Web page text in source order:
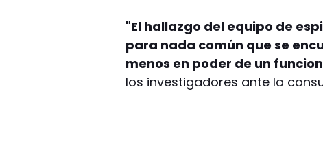
"El hallazgo del equipo de
para nada común que se
menos en poder de un
los investigadores ante la